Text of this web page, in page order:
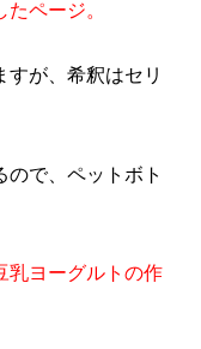
ページ。
すが、希釈はセリ
で、ペットボト
乳ヨーグルトの作